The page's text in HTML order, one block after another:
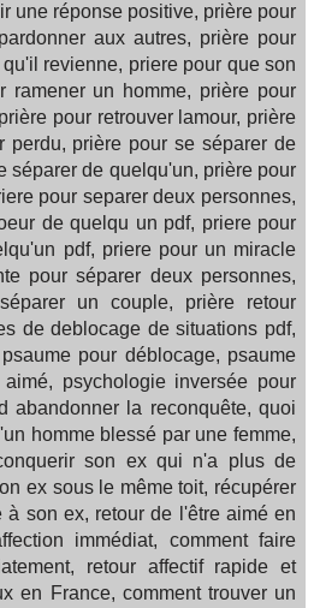
une réponse positive, prière pour
aux autres, prière pour
revienne, priere pour que son
ramener un homme, prière pour
pour retrouver lamour, prière
perdu, prière pour se séparer de
séparer de quelqu'un, prière pour
pour separer deux personnes,
de quelqu un pdf, priere pour
pdf, priere pour un miracle
pour séparer deux personnes,
un couple, prière retour
de deblocage de situations pdf,
pour déblocage, psaume
psychologie inversée pour
abandonner la reconquête, quoi
homme blessé par une femme,
son ex qui n'a plus de
ex sous le même toit, récupérer
à son ex, retour de l'être aimé en
immédiat, comment faire
retour affectif rapide et
en France, comment trouver un